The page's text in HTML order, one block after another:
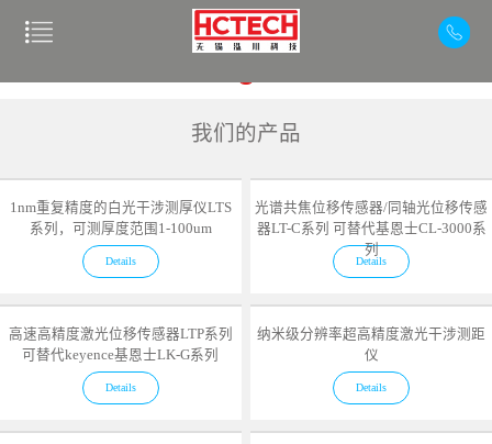
我们的产品
1nm重复精度的白光干涉测厚仪LTS
系列，可测厚度范围1-100um
Details
光谱共焦位移传感器/同轴光位移传感
器LT-C系列 可替代基恩士CL-3000系
列
Details
高速高精度激光位移传感器LTP系列
可替代keyence基恩士LK-G系列
Details
纳米级分辨率超高精度激光干涉测距
仪
Details